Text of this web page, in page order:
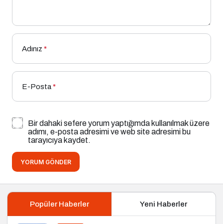
Adınız *
E-Posta*
Bir dahaki sefere yorum yaptığımda kullanılmak üzere
adımı, e-posta adresimi ve web site adresimi bu
tarayıcıya kaydet.
YORUM GÖNDER
Popüler Haberler Yeni Haberler